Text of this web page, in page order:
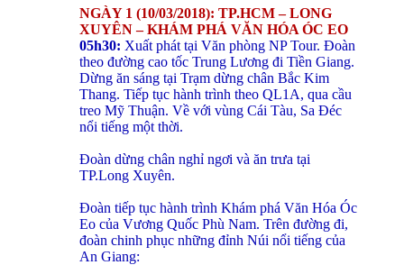
NGÀY 1 (10/03/2018): TP.HCM – LONG
XUYÊN – KHÁM PHÁ VĂN HÓA ÓC EO
05h30: Xuất phát tại Văn phòng NP Tour. Đoàn
theo đường cao tốc Trung Lương đi Tiền Giang.
Dừng ăn sáng tại Trạm dừng chân Bắc Kim
Thang. Tiếp tục hành trình theo QL1A, qua cầu
treo Mỹ Thuận. Về với vùng Cái Tàu, Sa Đéc
nổi tiếng một thời.
Đoàn dừng chân nghỉ ngơi và ăn trưa tại
TP.Long Xuyên.
Đoàn tiếp tục hành trình Khám phá Văn Hóa Óc
Eo của Vương Quốc Phù Nam. Trên đường đi,
đoàn chinh phục những đỉnh Núi nổi tiếng của
An Giang: